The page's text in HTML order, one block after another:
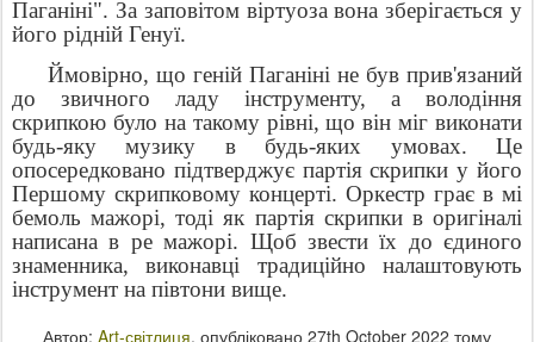
Паганіні". За заповітом віртуоза вона зберігається у
його рідній Генуї.
Ймовірно, що геній Паганіні не був прив'язаний
до звичного ладу інструменту, а володіння
скрипкою було на такому рівні, що він міг виконати
будь-яку музику в будь-яких умовах. Це
опосередковано підтверджує партія скрипки у його
Першому скрипковому концерті. Оркестр грає в мі
бемоль мажорі, тоді як партія скрипки в оригіналі
написана в ре мажорі. Щоб звести їх до єдиного
знаменника, виконавці традиційно налаштовують
інструмент на півтони вище.
Автор: Art-світлиця, опубліковано 27th October 2022 тому